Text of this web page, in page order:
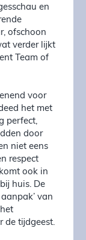
en
ofschoon
verder lijkt
Team of
voor
het met
perfect,
door
niet eens
respect
ook in
huis. De
van
de tijdgeest.